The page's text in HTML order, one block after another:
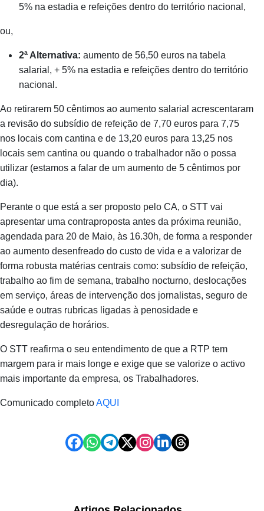
5% na estadia e refeições dentro do território nacional,
ou,
2ª Alternativa: aumento de 56,50 euros na tabela
salarial, + 5% na estadia e refeições dentro do território
nacional.
Ao retirarem 50 cêntimos ao aumento salarial acrescentaram
a revisão do subsídio de refeição de 7,70 euros para 7,75
nos locais com cantina e de 13,20 euros para 13,25 nos
locais sem cantina ou quando o trabalhador não o possa
utilizar (estamos a falar de um aumento de 5 cêntimos por
dia).
Perante o que está a ser proposto pelo CA, o STT vai
apresentar uma contraproposta antes da próxima reunião,
agendada para 20 de Maio, às 16.30h, de forma a responder
ao aumento desenfreado do custo de vida e a valorizar de
forma robusta matérias centrais como: subsídio de refeição,
trabalho ao fim de semana, trabalho nocturno, deslocações
em serviço, áreas de intervenção dos jornalistas, seguro de
saúde e outras rubricas ligadas à penosidade e
desregulação de horários.
O STT reafirma o seu entendimento de que a RTP tem
margem para ir mais longe e exige que se valorize o activo
mais importante da empresa, os Trabalhadores.
Comunicado completoAQUI